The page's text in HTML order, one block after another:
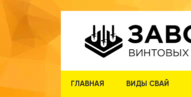
ГЛАВНАЯ ВИДЫ СВАЙ